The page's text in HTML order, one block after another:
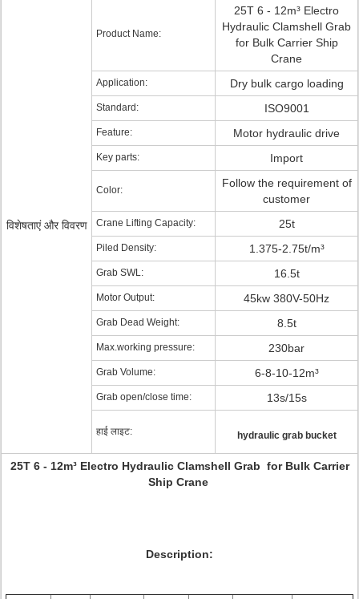
विशेषताएं और विवरण
Product Name:
25T 6 - 12m³ Electro
Hydraulic Clamshell Grab
for Bulk Carrier Ship
Crane
Application: Dry bulk cargo loading
Standard: ISO9001
Feature: Motor hydraulic drive
Key parts: Import
Color:
Follow the requirement of
customer
Crane Lifting Capacity: 25t
Piled Density: 1.375-2.75t/m³
Grab SWL: 16.5t
Motor Output: 45kw 380V-50Hz
Grab Dead Weight: 8.5t
Max.working pressure: 230bar
Grab Volume: 6-8-10-12m³
Grab open/close time: 13s/15s
हाई लाइट: hydraulic grab bucket
25T 6 - 12m³ Electro Hydraulic Clamshell Grab for Bulk Carrier
Ship Crane
Description: